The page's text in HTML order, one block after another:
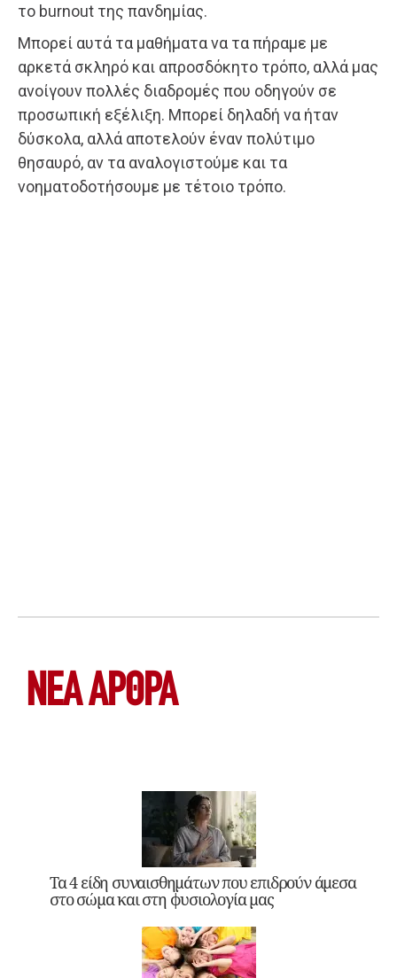
το burnout της πανδημίας.
Μπορεί αυτά τα μαθήματα να τα πήραμε με
αρκετά σκληρό και απροσδόκητο τρόπο, αλλά μας
ανοίγουν πολλές διαδρομές που οδηγούν σε
προσωπική εξέλιξη. Μπορεί δηλαδή να ήταν
δύσκολα, αλλά αποτελούν έναν πολύτιμο
θησαυρό, αν τα αναλογιστούμε και τα
νοηματοδοτήσουμε με τέτοιο τρόπο.
ΝΕΑ ΆΡΘΡΑ
Τα 4 είδη συναισθημάτων που επιδρούν άμεσα
στο σώμα και στη φυσιολογία μας